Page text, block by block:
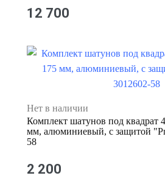
12 700
Нет в наличии
Комплект шатунов под квадрат
мм, алюминиевый, с защитой
58
2 200